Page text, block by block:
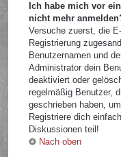
Ich habe mich vor
nicht mehr
Versuche zuerst, die
Registrierung
Benutzernamen und
Administrator dein
deaktiviert oder
regelmäßig Benutzer,
geschrieben haben,
Registriere dich
Diskussionen teil!
Nach oben